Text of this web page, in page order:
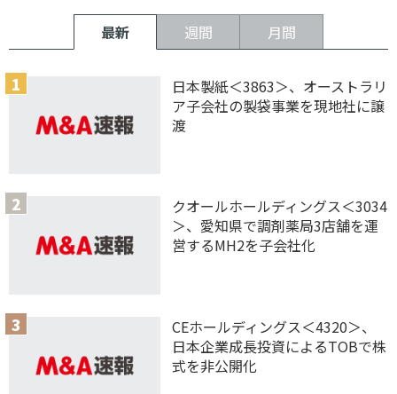
最新 週間 月間
日本製紙＜3863＞、オーストラリ
ア子会社の製袋事業を現地社に譲
渡
クオールホールディングス＜3034
＞、愛知県で調剤薬局3店舗を運
営するMH2を子会社化
CEホールディングス＜4320＞、
日本企業成長投資によるTOBで株
式を非公開化